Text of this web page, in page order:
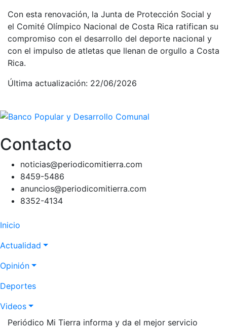
Con esta renovación, la Junta de Protección Social y
el Comité Olímpico Nacional de Costa Rica ratifican su
compromiso con el desarrollo del deporte nacional y
con el impulso de atletas que llenan de orgullo a Costa
Rica.
Última actualización: 22/06/2026
Contacto
noticias@periodicomitierra.com
8459-5486
anuncios@periodicomitierra.com
8352-4134
Navegación
principal
Inicio
Actualidad
Opinión
Deportes
Videos
Periódico Mi Tierra informa y da el mejor servicio